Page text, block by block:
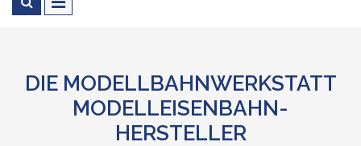
DIE MODELLBAHNWERKSTATT
MODELLEISENBAHN-
HERSTELLER